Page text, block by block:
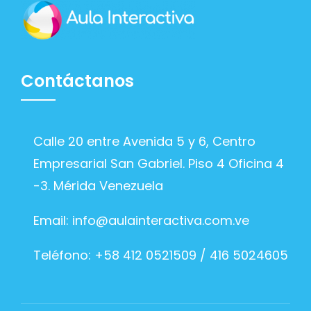
Contáctanos
Calle 20 entre Avenida 5 y 6, Centro
Empresarial San Gabriel. Piso 4 Oficina 4
-3. Mérida Venezuela
Email: info@aulainteractiva.com.ve
Teléfono: +58 412 0521509 / 416 5024605